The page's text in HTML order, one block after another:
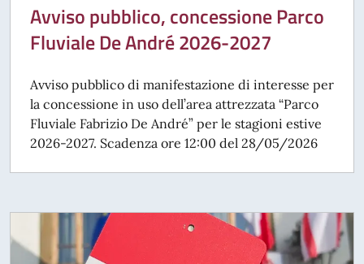
Avviso pubblico, concessione Parco
Fluviale De André 2026-2027
Avviso pubblico di manifestazione di interesse per
la concessione in uso dell’area attrezzata “Parco
Fluviale Fabrizio De André” per le stagioni estive
2026-2027. Scadenza ore 12:00 del 28/05/2026